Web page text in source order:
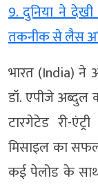
9. दुनिया ने
तकनीक से लैस
भारत (India) ने
डॉ. एपीजे अब्दुल
टारगेटेड री-
मिसाइल का सफल
कई पेलोड के साथ